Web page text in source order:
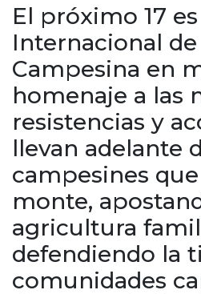
Alta
Marcos
Río
Valle de
Jesús María
Cruz del
Corredor de
La Carlota
Laboulaye
Bell
Río
El próximo 17
Internacional
Campesina en
homenaje a las
resistencias y
llevan adelante
campesines
monte,
agricultura
defendiendo la
comunidades